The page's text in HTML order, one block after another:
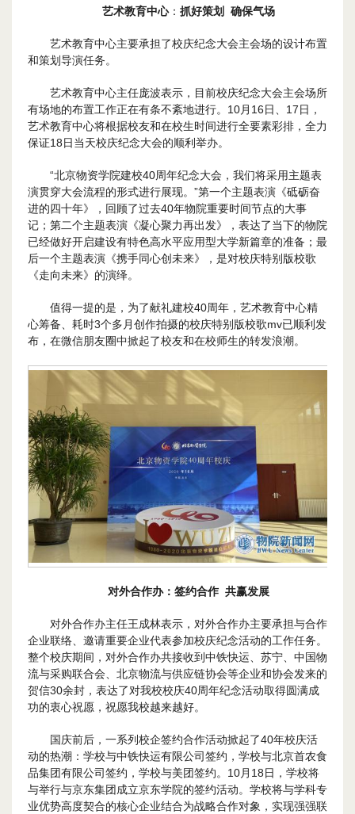
艺术教育中心： 抓好策划 确保气场
艺术教育中心主要承担了校庆纪念大会主会场的设计布置
和策划导演任务。
艺术教育中心主任庞波表示，目前校庆纪念大会主会场所
有场地的布置工作正在有条不紊地进行。10月16日、17日，
艺术教育中心将根据校友和在校生时间进行全要素彩排，全力
保证18日当天校庆纪念大会的顺利举办。
“北京物资学院建校40周年纪念大会，我们将采用主题表
演贯穿大会流程的形式进行展现。”第一个主题表演《砥砺奋
进的四十年》，回顾了过去40年物院重要时间节点的大事
记；第二个主题表演《凝心聚力再出发》，表达了当下的物院
已经做好开启建设有特色高水平应用型大学新篇章的准备；最
后一个主题表演《携手同心创未来》，是对校庆特别版校歌
《走向未来》的演绎。
值得一提的是，为了献礼建校40周年，艺术教育中心精
心筹备、耗时3个多月创作拍摄的校庆特别版校歌mv已顺利发
布，在微信朋友圈中掀起了校友和在校师生的转发浪潮。
对外合作办：签约合作 共赢发展
对外合作办主任王成林表示，对外合作办主要承担与合作
企业联络、邀请重要企业代表参加校庆纪念活动的工作任务。
整个校庆期间，对外合作办共接收到中铁快运、苏宁、中国物
流与采购联合会、北京物流与供应链协会等企业和协会发来的
贺信30余封，表达了对我校校庆40周年纪念活动取得圆满成
功的衷心祝愿，祝愿我校越来越好。
国庆前后，一系列校企签约合作活动掀起了40年校庆活
动的热潮：学校与中铁快运有限公司签约，学校与北京首农食
品集团有限公司签约，学校与美团签约。10月18日，学校将
与举行与京东集团成立京东学院的签约活动。学校将与学科专
业优势高度契合的核心企业结合为战略合作对象，实现强强联